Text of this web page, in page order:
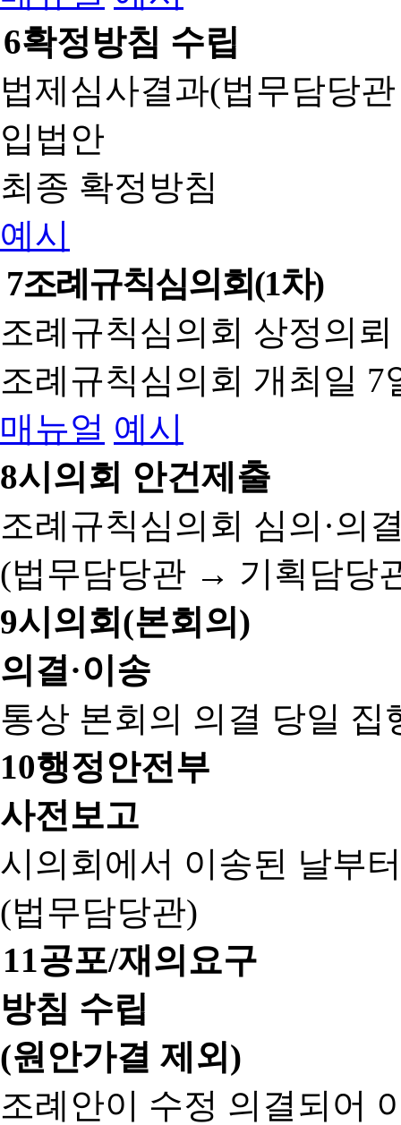
6확정방침 수립
법제심사결과(법무담당
입법안
최종 확정방침
예시
7조례규칙심의회(1차)
조례규칙심의회 상정의
조례규칙심의회 개최일 7
매뉴얼 예시
8시의회 안건제출
조례규칙심의회 심의·의
(법무담당관 → 기획담당
9시의회(본회의)
의결·이송
통상 본회의 의결 당일 집
10행정안전부
사전보고
시의회에서 이송된 날부
(법무담당관)
11공포/재의요구
방침 수립
(원안가결 제외)
조례안이 수정 의결되어